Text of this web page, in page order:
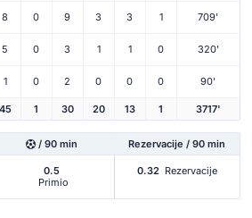
8 0 9 3 3 1 709'
5 0 3 1 1 0 320'
1 0 2 0 0 0 90'
45 1 30 20 13 1 3717'
/ 90 min Rezervacije / 90 min
0.5
Primio
0.32 Rezervacije